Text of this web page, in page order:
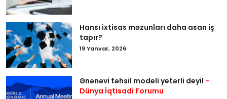
Hansı ixtisas məzunları daha asan iş
tapır?
19 Yanvar, 2026
Ənənəvi təhsil modeli yetərli deyil -
Dünya İqtisadi Forumu